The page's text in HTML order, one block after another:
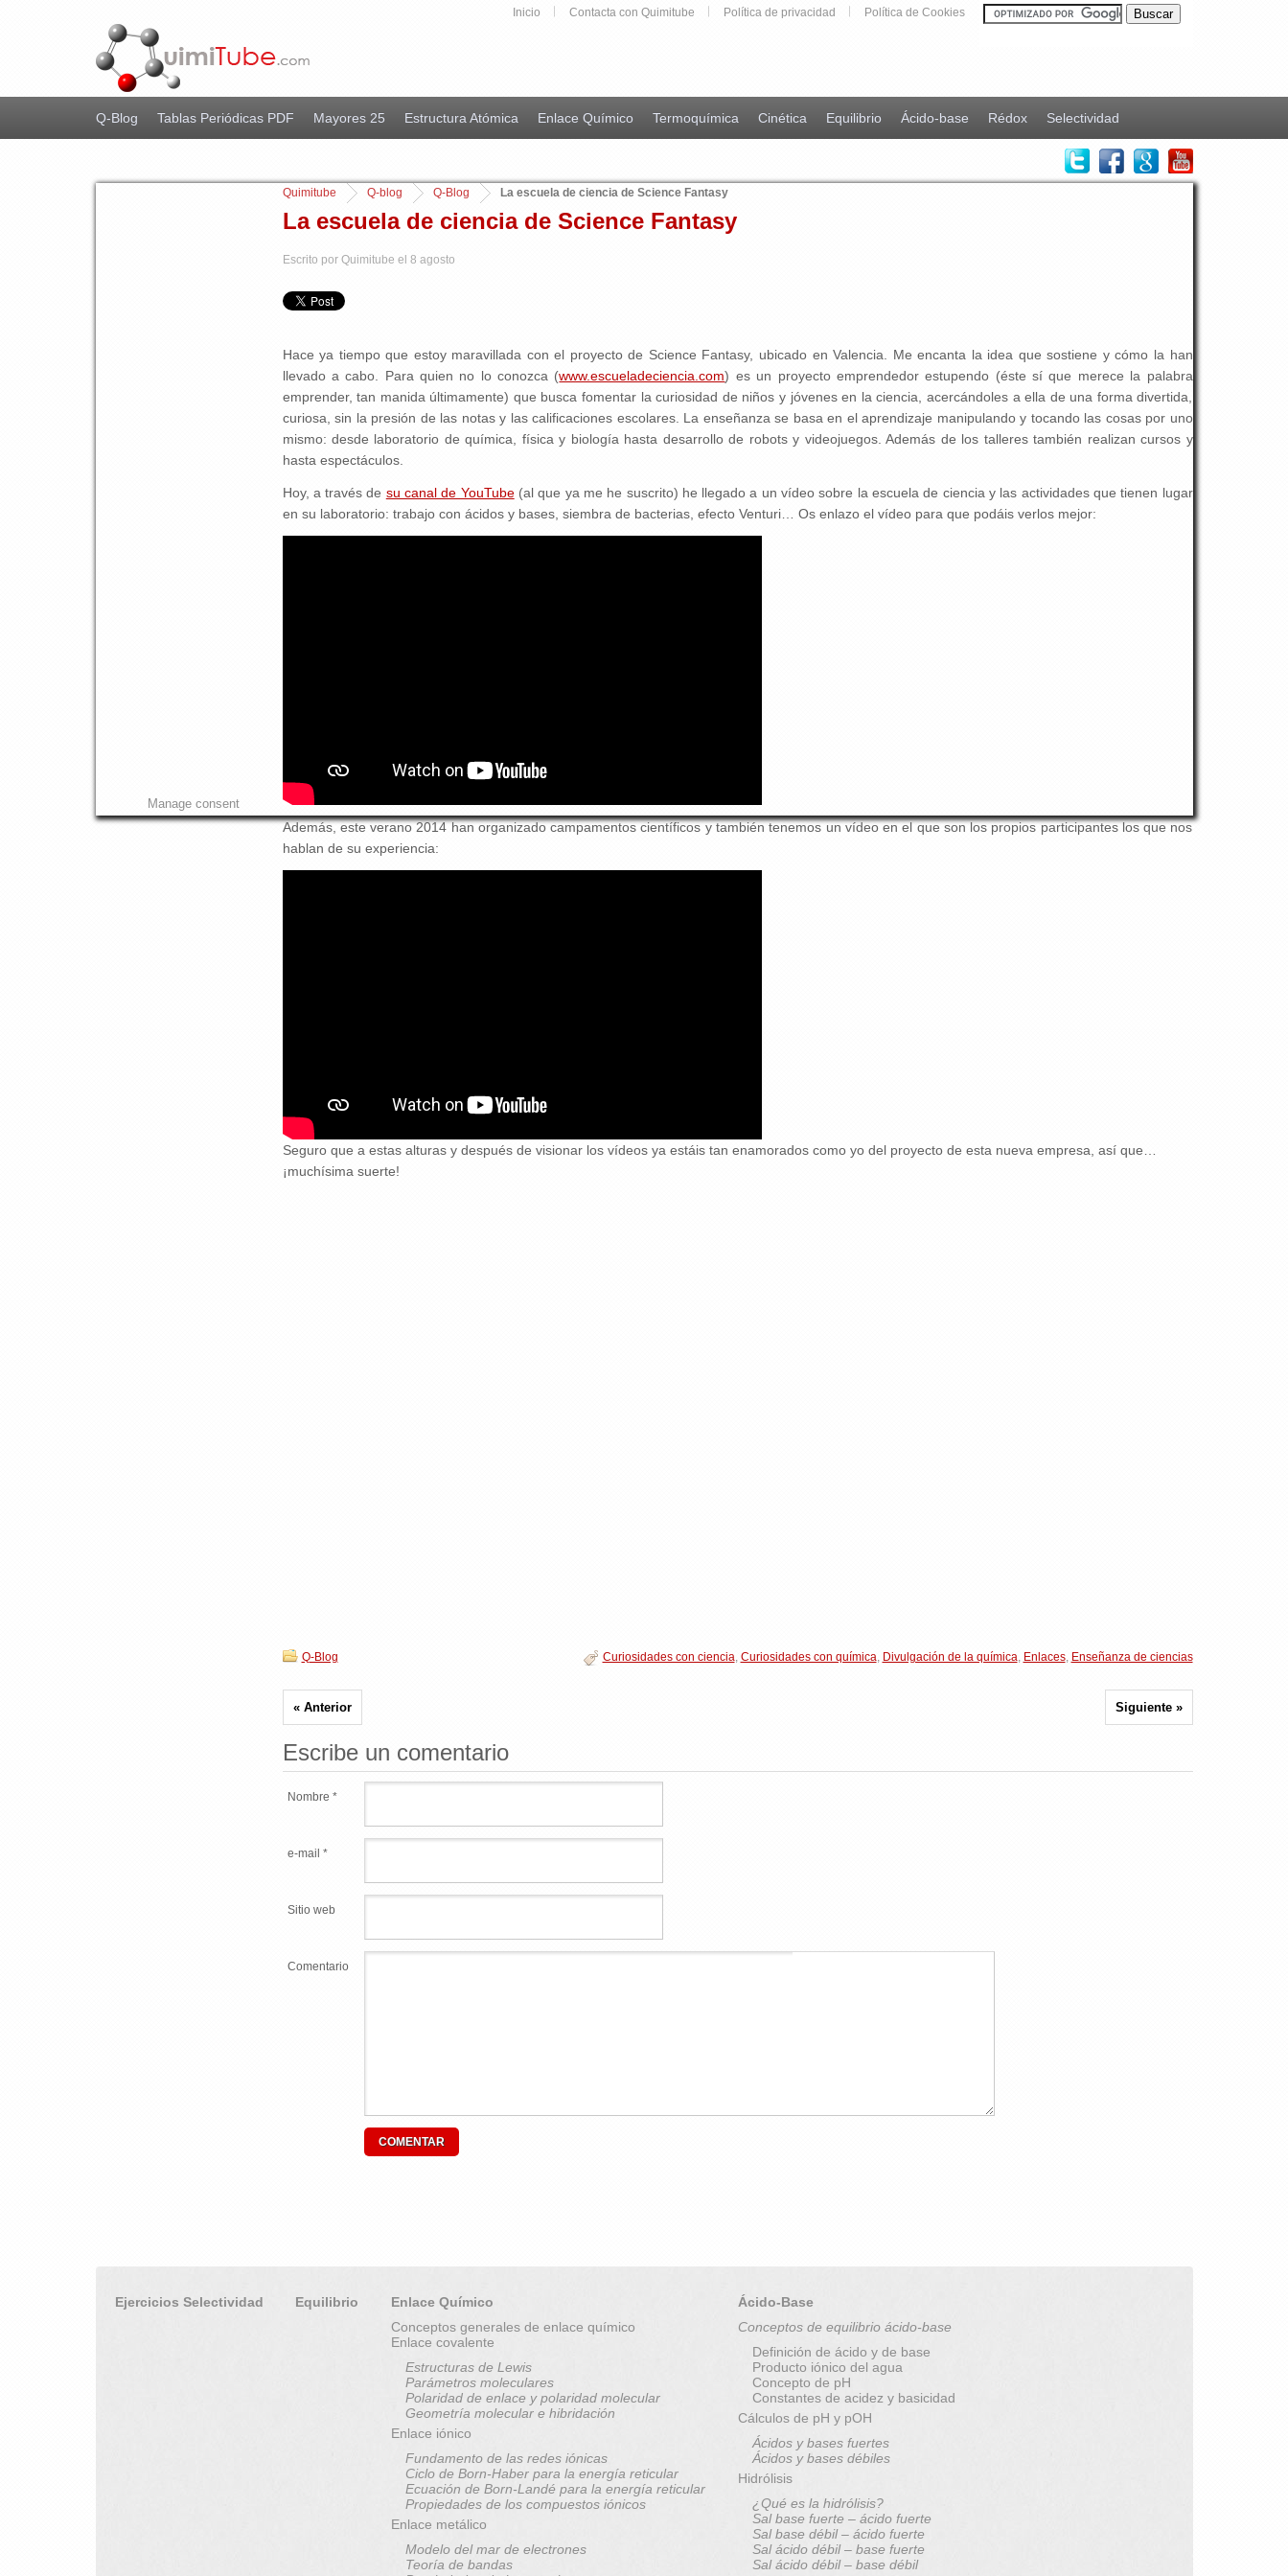
Inicio Contacta con Quimitube Política de privacidad Política de Cookies
Q-Blog Tablas Periódicas PDF Mayores 25 Estructura Atómica Enlace Químico Termoquímica Cinética Equilibrio Ácido-base Rédox Selectividad
Quimitube Q-blog Q-Blog La escuela de ciencia de Science Fantasy
La escuela de ciencia de Science Fantasy
Escrito por Quimitube el 8 agosto
Hace ya tiempo que estoy maravillada con el proyecto de Science Fantasy, ubicado en Valencia. Me encanta la idea que sostiene y cómo la han
llevado a cabo. Para quien no lo conozca (www.escueladeciencia.com) es un proyecto emprendedor estupendo (éste sí que merece la palabra
emprender, tan manida últimamente) que busca fomentar la curiosidad de niños y jóvenes en la ciencia, acercándoles a ella de una forma divertida,
curiosa, sin la presión de las notas y las calificaciones escolares. La enseñanza se basa en el aprendizaje manipulando y tocando las cosas por uno
mismo: desde laboratorio de química, física y biología hasta desarrollo de robots y videojuegos. Además de los talleres también realizan cursos y
hasta espectáculos.
Hoy, a través de su canal de YouTube(al que ya me he suscrito) he llegado a un vídeo sobre la escuela de ciencia y las actividades que tienen lugar
en su laboratorio: trabajo con ácidos y bases, siembra de bacterias, efecto Venturi… Os enlazo el vídeo para que podáis verlos mejor:
Además, este verano 2014 han organizado campamentos científicos y también tenemos un vídeo en el que son los propios participantes los que nos
hablan de su experiencia:
Seguro que a estas alturas y después de visionar los vídeos ya estáis tan enamorados como yo del proyecto de esta nueva empresa, así que…
¡muchísima suerte!
Q-Blog Curiosidades con ciencia, Curiosidades con química, Divulgación de la química, Enlaces, Enseñanza de ciencias
« Anterior Siguiente »
Escribe un comentario
Nombre *
e-mail *
Sitio web
Comentario
Ejercicios Selectividad Equilibrio
Enlace Químico
Conceptos generales de enlace químico
Enlace covalente
Estructuras de Lewis
Parámetros moleculares
Polaridad de enlace y polaridad molecular
Geometría molecular e hibridación
Enlace iónico
Fundamento de las redes iónicas
Ciclo de Born-Haber para la energía reticular
Ecuación de Born-Landé para la energía reticular
Propiedades de los compuestos iónicos
Enlace metálico
Modelo del mar de electrones
Teoría de bandas
Ácido-Base
Conceptos de equilibrio ácido-base
Definición de ácido y de base
Producto iónico del agua
Concepto de pH
Constantes de acidez y basicidad
Cálculos de pH y pOH
Ácidos y bases fuertes
Ácidos y bases débiles
Hidrólisis
¿Qué es la hidrólisis?
Sal base fuerte – ácido fuerte
Sal base débil – ácido fuerte
Sal ácido débil – base fuerte
Sal ácido débil – base débil
Manage consent